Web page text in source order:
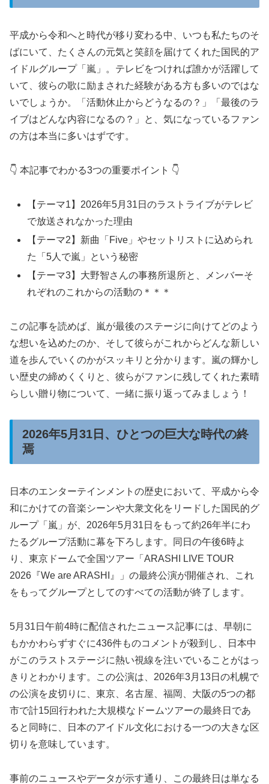
平成から令和へと時代が移り変わる中、いつも私たちのそ
ばにいて、たくさんの元気と笑顔を届けてくれた国民的ア
イドルグループ「嵐」。テレビをつければ誰かが活躍して
いて、彼らの歌に励まされた経験がある方も多いのではな
いでしょうか。「活動休止からどうなるの？」「最後のラ
イブはどんな内容になるの？」と、気になっているファン
の方は本当に多いはずです。
👇 本記事でわかる3つの重要ポイント 👇
【テーマ1】2026年5月31日のラストライブがテレビ
で放送されなかった理由
【テーマ2】新曲「Five」やセットリストに込められ
た「5人で嵐」という秘密
【テーマ3】大野智さんの事務所退所と、メンバーそ
れぞれのこれからの活動の＊＊＊
この記事を読めば、嵐が最後のステージに向けてどのよう
な想いを込めたのか、そして彼らがこれからどんな新しい
道を歩んでいくのかがスッキリと分かります。嵐の輝かし
い歴史の締めくくりと、彼らがファンに残してくれた素晴
らしい贈り物について、一緒に振り返ってみましょう！
2026年5月31日、ひとつの巨大な時代の終
焉
日本のエンターテインメントの歴史において、平成から令
和にかけての音楽シーンや大衆文化をリードした国民的グ
ループ「嵐」が、2026年5月31日をもって約26年半にわ
たるグループ活動に幕を下ろします。同日の午後6時よ
り、東京ドームで全国ツアー「ARASHI LIVE TOUR
2026『We are ARASHI』」の最終公演が開催され、これ
をもってグループとしてのすべての活動が終了します。
5月31日午前4時に配信されたニュース記事には、早朝に
もかかわらずすぐに436件ものコメントが殺到し、日本中
がこのラストステージに熱い視線を注いでいることがはっ
きりとわかります。この公演は、2026年3月13日の札幌で
の公演を皮切りに、東京、名古屋、福岡、大阪の5つの都
市で計15回行われた大規模なドームツアーの最終日であ
ると同時に、日本のアイドル文化における一つの大きな区
切りを意味しています。
事前のニュースやデータが示す通り、この最終日は単なる